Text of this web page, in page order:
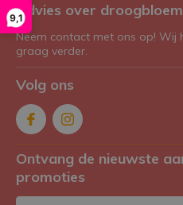
9,1Advies over
Neem contact met ons op! Wij
graag verder.
Volg ons
Ontvang de nieuwste
promoties